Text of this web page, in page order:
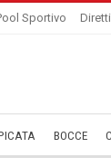
Sportivo
BOCCE